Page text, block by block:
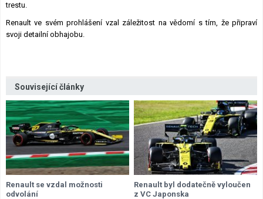
trestu.
Renault ve svém prohlášení vzal záležitost na vědomí s tím, že připraví
svoji detailní obhajobu.
Související články
Renault se vzdal možnosti
odvolání
Renault byl dodatečně vyloučen
z VC Japonska